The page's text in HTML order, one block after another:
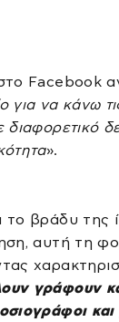
Facebook
για να κάνω
».
βράδυ της
αυτή τη
γράφουν